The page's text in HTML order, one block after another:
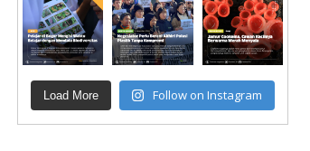
Load More Follow on Instagram